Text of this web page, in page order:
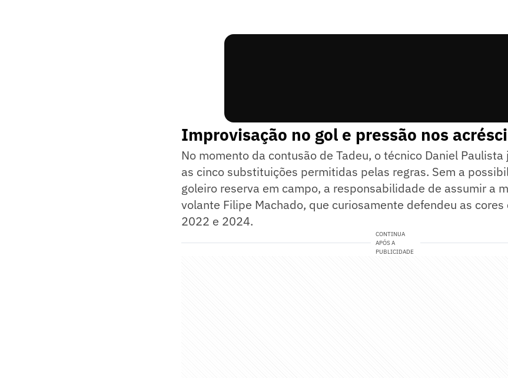
Improvisação no gol e pressão nos
No momento da contusão de Tadeu, o técnico Daniel
as cinco substituições permitidas pelas regras. Sem a
goleiro reserva em campo, a responsabilidade de assumir a
volante Filipe Machado, que curiosamente defendeu as cores
2022 e 2024.
CONTINUA
APÓS A
PUBLICIDADE